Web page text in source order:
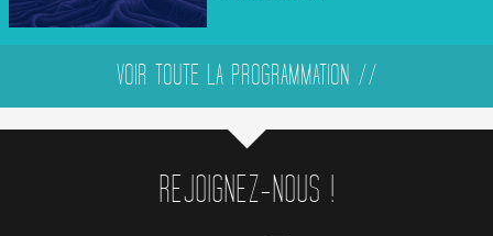
VOIR TOUTE LA PROGRAMMATION //
REJOIGNEZ-NOUS !